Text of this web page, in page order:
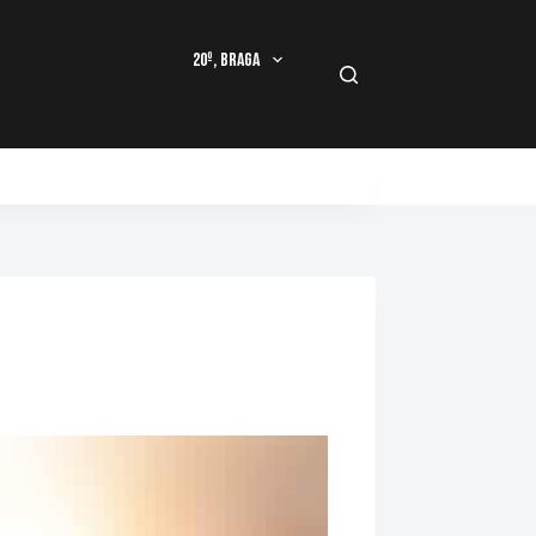
20º, Braga